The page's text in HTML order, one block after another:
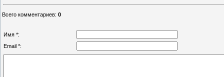
Всего комментариев: 0
Имя *:
Email *: